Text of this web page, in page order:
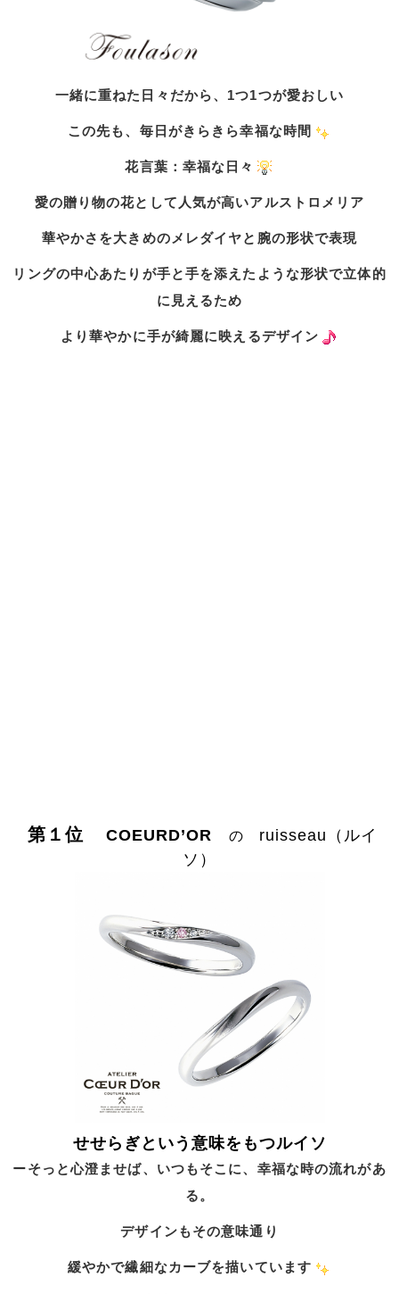
一緒に重ねた日々だから、1つ1つが愛おしい
この先も、毎日がきらきら幸福な時間
花言葉：幸福な日々
愛の贈り物の花として人気が高いアルストロメリア
華やかさを大きめのメレダイヤと腕の形状で表現
リングの中心あたりが手と手を添えたような形状で立体的
に見えるため
より華やかに手が綺麗に映えるデザイン
第１位 COEURD’OR の ruisseau（ルイ
ソ）
せせらぎという意味を もつルイソ
ーそっと心澄ませば、いつもそこに、幸福な時の流れがあ
る。
デザインもその意味通り
緩やかで繊細なカーブを描いています